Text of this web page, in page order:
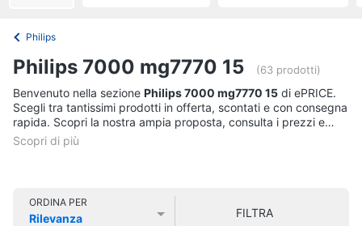
Tv
e
Home
Cinema
home
Philips
Philips 7000 mg7770 15 (63 prodotti)
Benvenuto nella sezione Philips 7000 mg7770 15 di ePRICE.
Scegli tra tantissimi prodotti in offerta, scontati e con consegna
rapida. Scopri la nostra ampia proposta, consulta i prezzi e
acquista comodamente online.
ORDINA PER
Rilevanza
FILTRA